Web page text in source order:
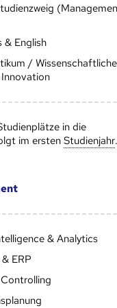
& English
/
in die
im erstenStudienjahr
& Analytics
ERP